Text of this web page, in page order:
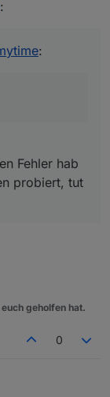
ich bei
Fehler hab ich
tut hier
:
:
Fehler hab
probiert, tut
geholfen hat.
0